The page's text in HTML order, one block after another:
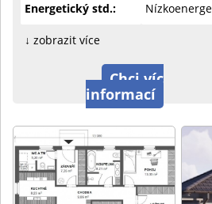
Energetický std.:
↓ zobrazit více
Chci víc
informací